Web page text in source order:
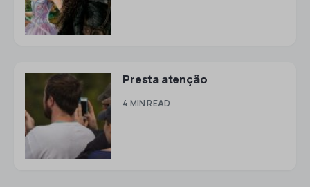
Presta atenção
4 MIN READ